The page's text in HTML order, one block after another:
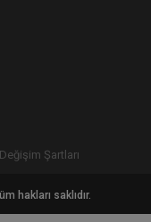
Şartları
hakları saklıdır.